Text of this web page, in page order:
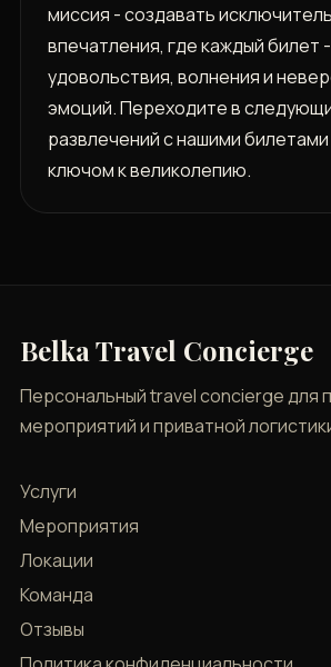
миссия - создавать
впечатления, где каждый билет
удовольствия, волнения и
эмоций. Переходите в
развлечений с нашими
ключом к великолепию.
Belka Travel Concierge
Персональный travel concierge для
мероприятий и приватной
Услуги
Мероприятия
Локации
Команда
Отзывы